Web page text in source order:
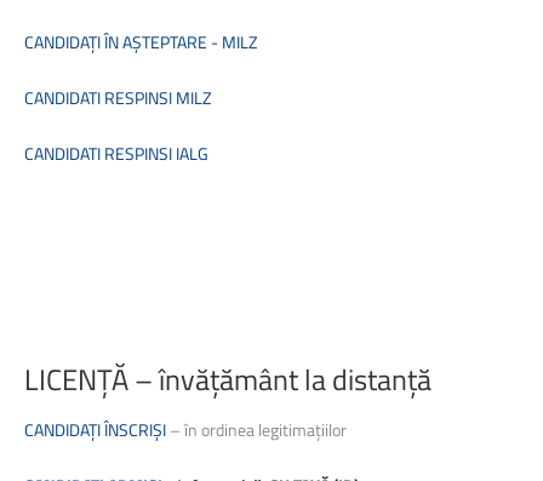
CANDIDAȚI ÎN AȘTEPTARE - MILZ
CANDIDATI RESPINSI MILZ
CANDIDATI RESPINSI IALG
LICENȚĂ–învățământladistanță
CANDIDAȚI ÎNSCRIȘI–în ordinea legitimațiilor